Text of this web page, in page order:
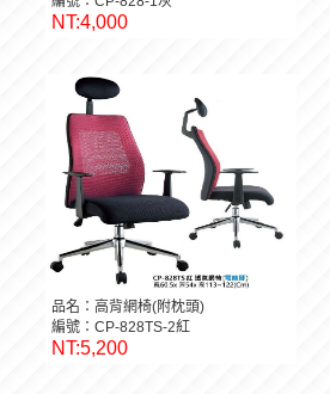
NT:4,000
品名：高背網椅(附枕頭)
編號：CP-828TS-2紅
NT:5,200